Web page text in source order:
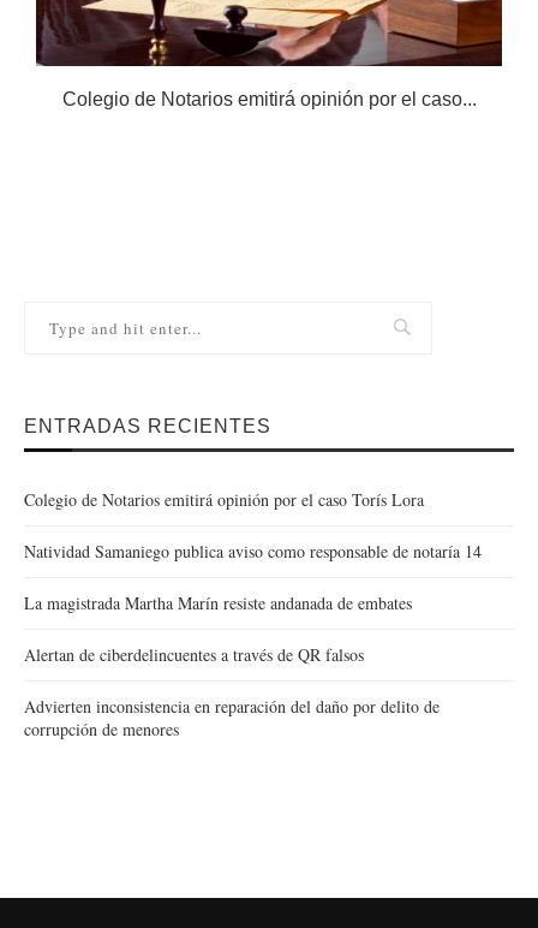
Colegio de Notarios emitirá opinión por el caso...
ENTRADAS RECIENTES
Colegio de Notarios emitirá opinión por el caso Torís Lora
Natividad Samaniego publica aviso como responsable de notaría 14
La magistrada Martha Marín resiste andanada de embates
Alertan de ciberdelincuentes a través de QR falsos
Advierten inconsistencia en reparación del daño por delito de
corrupción de menores